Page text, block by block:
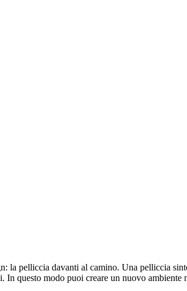
pelliccia davanti al camino. Una pelliccia
questo modo puoi creare un nuovo ambiente